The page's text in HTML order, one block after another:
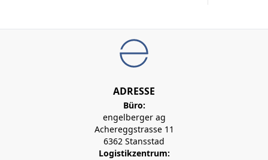
ADRESSE
Büro:
engelberger ag
Achereggstrasse 11
6362 Stansstad
Logistikzentrum: